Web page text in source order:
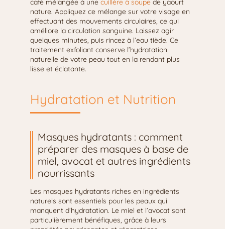
café mélangée à une cuillère à soupe de yaourt
nature. Appliquez ce mélange sur votre visage en
effectuant des mouvements circulaires, ce qui
améliore la circulation sanguine. Laissez agir
quelques minutes, puis rincez à l’eau tiède. Ce
traitement exfoliant conserve l’hydratation
naturelle de votre peau tout en la rendant plus
lisse et éclatante.
Hydratation et Nutrition
Masques hydratants : comment
préparer des masques à base de
miel, avocat et autres ingrédients
nourrissants
Les masques hydratants riches en ingrédients
naturels sont essentiels pour les peaux qui
manquent d’hydratation. Le miel et l’avocat sont
particulièrement bénéfiques, grâce à leurs